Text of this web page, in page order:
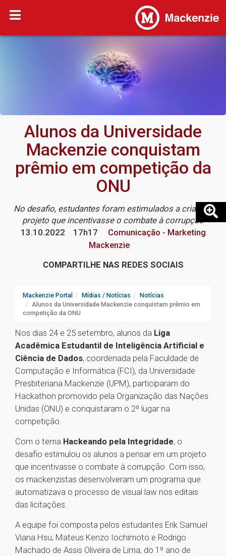
Alunos da Universidade
Mackenzie conquistam
prêmio em competição da
ONU
No desafio, estudantes foram estimulados a criar um
projeto que incentivasse o combate à corrupção
13.10.2022
17h17
Comunicação - Marketing
Mackenzie
COMPARTILHE NAS REDES SOCIAIS
Mackenzie Portal Mídias / Notícias
Notícias
Alunos da Universidade Mackenzie conquistam prêmio em
competição da ONU
Nos dias 24 e 25 setembro, alunos da Liga
Acadêmica Estudantil de Inteligência Artificial e
Ciência de Dados, coordenada pela Faculdade de
Computação e Informática (FCI), da Universidade
Presbiteriana Mackenzie (UPM), participaram do
Hackathon promovido pela Organização das Nações
Unidas (ONU) e conquistaram o 2º lugar na
competição.
Com o tema Hackeando pela Integridade, o
desafio estimulou os alunos a pensar em um projeto
que incentivasse o combate à corrupção. Com isso,
os mackenzistas desenvolveram um programa que
automatizava o processo de visual law nos editais
das licitações.
A equipe foi composta pelos estudantes Erik Samuel
Viana Hsu, Mateus Kenzo Iochimoto e Rodrigo
Machado de Assis Oliveira de Lima, do 1º ano de